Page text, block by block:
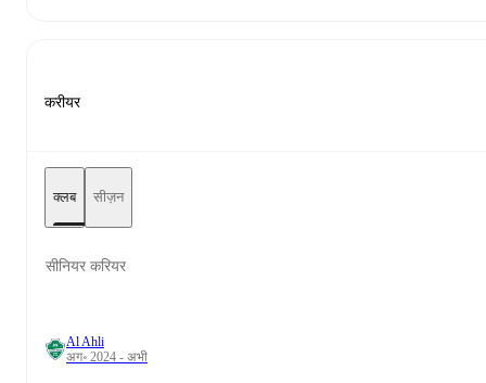
करीयर
क्लब सीज़न
सीनियर करियर
Al Ahli
अग॰ 2024 - अभी